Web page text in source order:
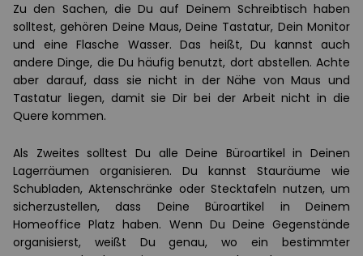
Zu den Sachen, die Du auf Deinem Schreibtisch haben
solltest, gehören Deine Maus, Deine Tastatur, Dein Monitor
und eine Flasche Wasser. Das heißt, Du kannst auch
andere Dinge, die Du häufig benutzt, dort abstellen. Achte
aber darauf, dass sie nicht in der Nähe von Maus und
Tastatur liegen, damit sie Dir bei der Arbeit nicht in die
Quere kommen.
Als Zweites solltest Du alle Deine Büroartikel in Deinen
Lagerräumen organisieren. Du kannst Stauräume wie
Schubladen, Aktenschränke oder Stecktafeln nutzen, um
sicherzustellen, dass Deine Büroartikel in Deinem
Homeoffice Platz haben. Wenn Du Deine Gegenstände
organisierst, weißt Du genau, wo ein bestimmter